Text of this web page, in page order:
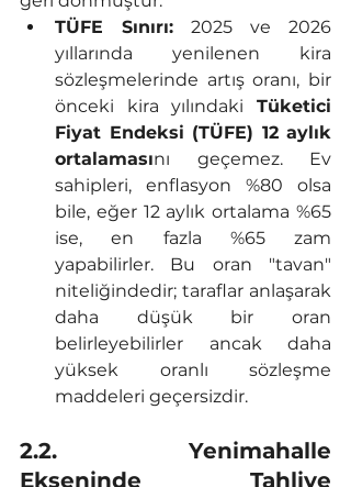
TÜFE Sınırı: 2025 ve 2026
yıllarında yenilenen kira
sözleşmelerinde artış oranı, bir
önceki kira yılındaki Tüketici
Fiyat Endeksi (TÜFE) 12 aylık
ortalamasını geçemez. Ev
sahipleri, enflasyon %80 olsa
bile, eğer 12 aylık ortalama %65
ise, en fazla %65 zam
yapabilirler. Bu oran "tavan"
niteliğindedir; taraflar anlaşarak
daha düşük bir oran
belirleyebilirler ancak daha
yüksek oranlı sözleşme
maddeleri geçersizdir.
2.2. Yenimahalle
Ekseninde Tahliye